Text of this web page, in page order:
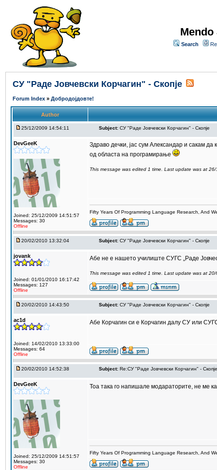
Search
СУ "Раде Јовчевски Корчагин" - Скопје
Forum Index » Добродојдовте!
Author
25/12/2009 14:54:11 Subject: СУ "Раде Јовчевски Корчагин" - Скопје
DevGeeK
Joined: 25/12/2009 14:51:57
Messages: 30
Offline
Здраво дечки, јас сум Александар и сакам да
од областа на програмирање
This message was edited 1 time. Last update was at
Fifty Years Of Programming Language Research, And
20/02/2010 13:32:04 Subject: СУ "Раде Јовчевски Корчагин" - Скопје
jovank
Joined: 01/01/2010 16:17:42
Messages: 127
Offline
Абе не е нашето училиште СУГС „Раде
This message was edited 1 time. Last update was at
20/02/2010 14:43:50 Subject: СУ "Раде Јовчевски Корчагин" - Скопје
ac1d
Joined: 14/02/2010 13:33:00
Messages: 64
Offline
Абе Корчагин си е Корчагин далу СУ или
20/02/2010 14:52:38 Subject: Re:СУ "Раде Јовчевски Корчагин" - Скопје
DevGeeK
Joined: 25/12/2009 14:51:57
Messages: 30
Offline
Тоа така го напишале модараторите, не ме
Fifty Years Of Programming Language Research, And